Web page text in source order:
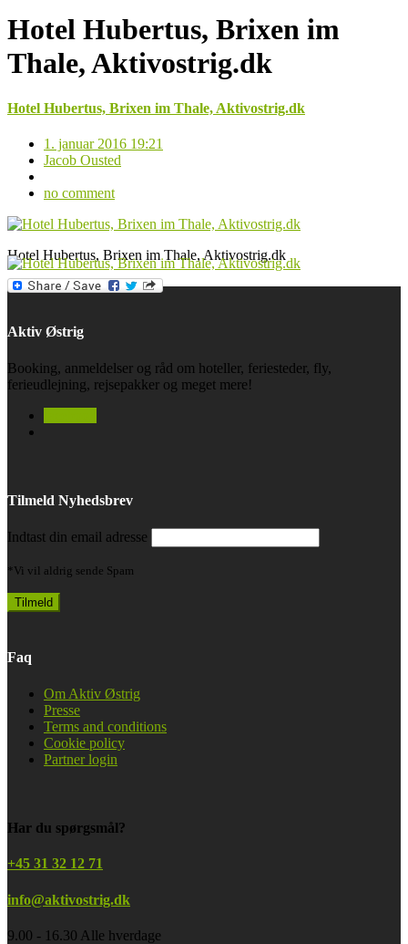
Hotel Hubertus, Brixen im
Thale, Aktivostrig.dk
Hotel Hubertus, Brixen im Thale, Aktivostrig.dk
1. januar 2016 19:21
Jacob Ousted
no comment
Hotel Hubertus, Brixen im Thale, Aktivostrig.dk
Aktiv Østrig
Booking, anmeldelser og råd om hoteller, feriesteder, fly,
ferieudlejning, rejsepakker og meget mere!
Tilmeld Nyhedsbrev
Indtast din email adresse
*Vi vil aldrig sende Spam
Faq
Om Aktiv Østrig
Presse
Terms and conditions
Cookie policy
Partner login
Har du spørgsmål?
+45 31 32 12 71
info@aktivostrig.dk
9.00 - 16.30 Alle hverdage